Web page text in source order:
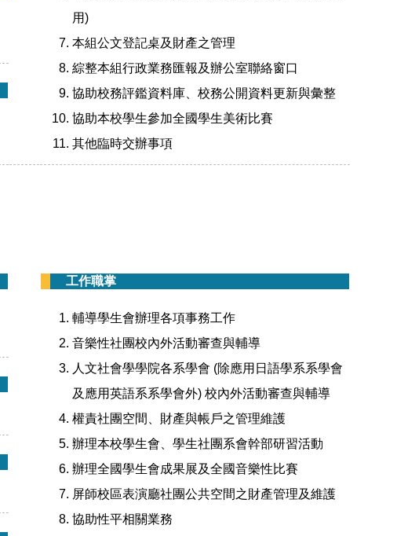
用)
本組公文登記桌及財產之管理
綜整本組行政業務匯報及辦公室聯絡窗口
協助校務評鑑資料庫、校務公開資料更新與彙整
協助本校學生參加全國學生美術比賽
其他臨時交辦事項
工作職掌
輔導學生會辦理各項事務工作
音樂性社團校內外活動審查與輔導
人文社會學學院各系學會 (除應用日語學系系學會
及應用英語系系學會外) 校內外活動審查與輔導
權責社團空間、財產與帳戶之管理維護
辦理本校學生會、學生社團系會幹部研習活動
辦理全國學生會成果展及全國音樂性比賽
屏師校區表演廳社團公共空間之財產管理及維護
協助性平相關業務